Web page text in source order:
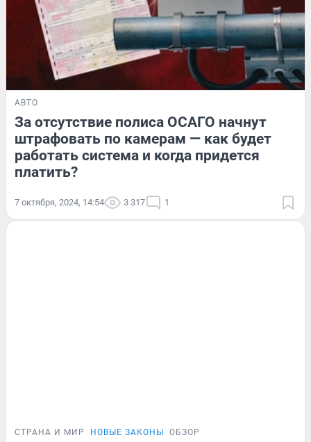
АВТО
За отсутствие полиса ОСАГО начнут
штрафовать по камерам — как будет
работать система и когда придется
платить?
7 октября, 2024, 14:54 3 317 1
СТРАНА И МИР НОВЫЕ ЗАКОНЫ ОБЗОР